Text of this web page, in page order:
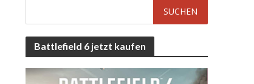
Battlefield 6 jetzt kaufen